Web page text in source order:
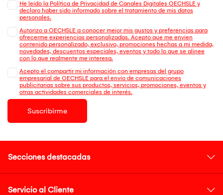
He leído la Política de Privacidad de Canales Digitales OECHSLE y
declaro haber sido informado sobre el tratamiento de mis datos
personales.
Autorizo a OECHSLE a conocer mejor mis gustos y preferencias para
ofrecerme experiencias personalizadas. Acepto que me envien
contenido personalizado, exclusivo, promociones hechas a mi medida,
novedades, descuentos especiales, eventos y todo lo que se alinee
con lo que realmente me interesa.
Acepto el compartir mi información con empresas del grupo
empresarial de OECHSLE para el envío de comunicaciones
publicitarias sobre sus productos, servicios, promociones, eventos y
otras actividades comerciales de interés.
Suscribirme
Secciones destacadas
Servicio al Cliente